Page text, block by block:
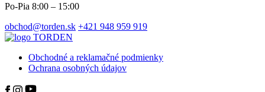
Po-Pia 8:00 – 15:00
obchod@torden.sk +421 948 959 919
Obchodné a reklamačné podmienky
Ochrana osobných údajov